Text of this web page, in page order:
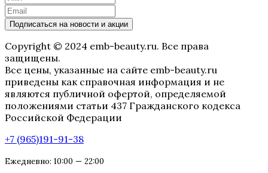
Подписаться на новости и акции
Copyright © 2024 emb-beauty.ru. Все права
защищены.
Все цены, указанные на сайте emb-beauty.ru
приведены как справочная информация и не
являются публичной офертой, определяемой
положениями статьи 437 Гражданского кодекса
Российской Федерации
+7 (965)191-91-38
Ежедневно: 10:00 — 22:00